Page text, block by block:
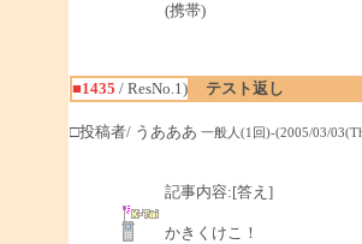
(携帯)
■1435 / ResNo.1) テスト返し
□投稿者/ うあああ 一般人(1回)-(2005/03/
記事内容:[答え]
かきくけこ！